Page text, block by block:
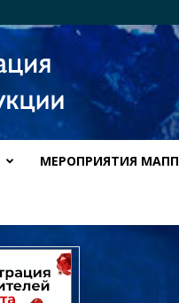
МЕРОПРИЯТИЯ МАПП